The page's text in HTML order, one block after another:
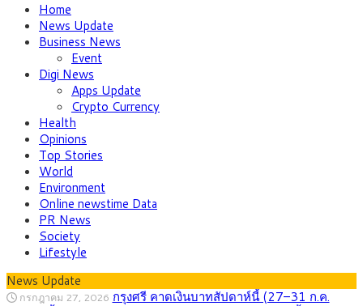
Home
News Update
Business News
Event
Digi News
Apps Update
Crypto Currency
Health
Opinions
Top Stories
World
Environment
Online newstime Data
PR News
Society
Lifestyle
News Update
กรกฎาคม 27, 2026 กรุงศรี คาดเงินบาทสัปดาห์นี้ (27–31 ก.ค.